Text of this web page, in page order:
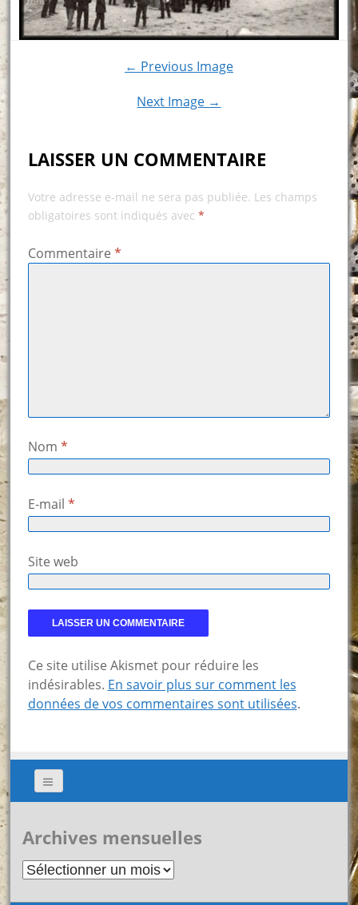
← Previous Image
Next Image →
LAISSER UN COMMENTAIRE
Votre adresse e-mail ne sera pas publiée. Les champs
obligatoires sont indiqués avec *
Commentaire *
Nom *
E-mail *
Site web
Ce site utilise Akismet pour réduire les
indésirables. En savoir plus sur comment les
données de vos commentaires sont utilisées.
Archives mensuelles
Archives